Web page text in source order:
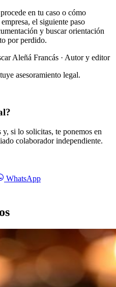
en tu caso o cómo
el siguiente paso
y buscar orientación
por perdido.
Aleñá Francás · Autor y editor
asesoramiento legal.
si lo solicitas, te ponemos en
colaborador independiente.
WhatsApp